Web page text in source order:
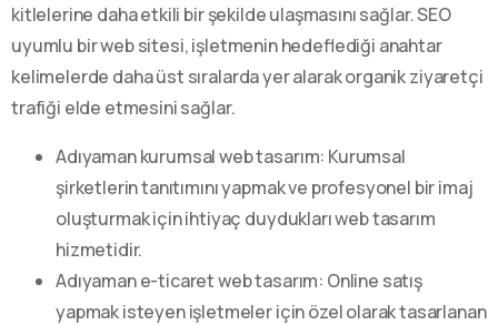
kitlelerine daha etkili bir şekilde ulaşmasını sağlar. SEO
uyumlu bir web sitesi, işletmenin hedeflediği anahtar
kelimelerde daha üst sıralarda yer alarak organik ziyaretçi
trafiği elde etmesini sağlar.
Adıyaman kurumsal web tasarım: Kurumsal
şirketlerin tanıtımını yapmak ve profesyonel bir imaj
oluşturmak için ihtiyaç duydukları web tasarım
hizmetidir.
Adıyaman e-ticaret web tasarım: Online satış
yapmak isteyen işletmeler için özel olarak tasarlanan